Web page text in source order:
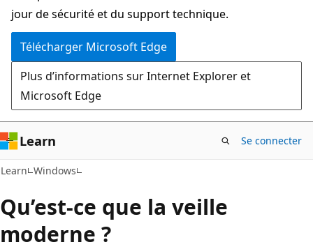
jour de sécurité et du support technique.
Télécharger Microsoft Edge
Plus d’informations sur Internet Explorer et
Microsoft Edge
Learn Se connecter
Learn Windows
Qu’est-ce que la veille
moderne ?